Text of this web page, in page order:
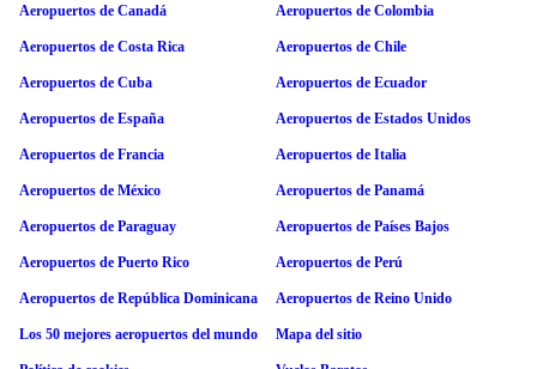
Aeropuertos de Canadá Aeropuertos de Colombia
Aeropuertos de Costa Rica Aeropuertos de Chile
Aeropuertos de Cuba Aeropuertos de Ecuador
Aeropuertos de España Aeropuertos de Estados Unidos
Aeropuertos de Francia Aeropuertos de Italia
Aeropuertos de México Aeropuertos de Panamá
Aeropuertos de Paraguay Aeropuertos de Países Bajos
Aeropuertos de Puerto Rico Aeropuertos de Perú
Aeropuertos de República Dominicana Aeropuertos de Reino Unido
Los 50 mejores aeropuertos del mundo Mapa del sitio